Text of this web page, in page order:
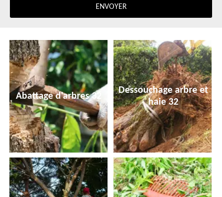
Abattage d'arbres 32
Dessouchage arbre et
haie 32